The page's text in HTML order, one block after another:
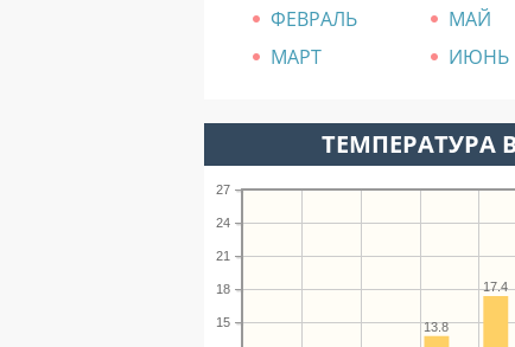
ФЕВРАЛЬ
МАЙ
МАРТ
ИЮНЬ
ТЕМПЕРАТУРА
15
18
21
24
27
17.4
13.8